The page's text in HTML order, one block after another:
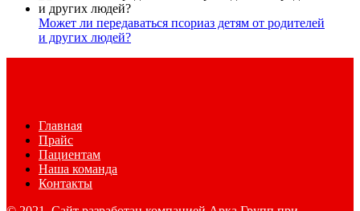
Может ли передаваться псориаз детям от родителей
и других людей?
Главная
Прайс
Пациентам
Наша команда
Контакты